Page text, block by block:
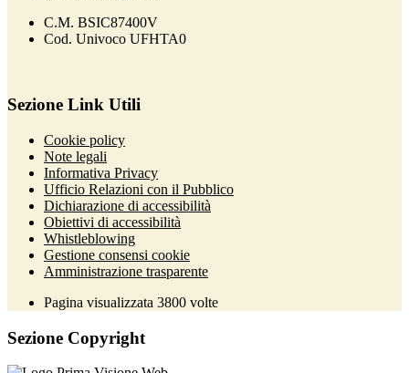
C.M. BSIC87400V
Cod. Univoco UFHTA0
Sezione Link Utili
Cookie policy
Note legali
Informativa Privacy
Ufficio Relazioni con il Pubblico
Dichiarazione di accessibilità
Obiettivi di accessibilità
Whistleblowing
Gestione consensi cookie
Amministrazione trasparente
Pagina visualizzata 3800 volte
Sezione Copyright